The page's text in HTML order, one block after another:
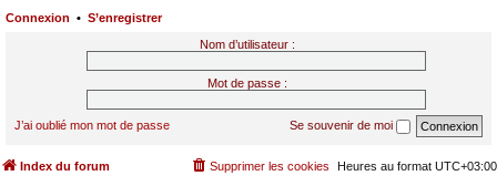
Connexion • S’enregistrer
Nom d’utilisateur :
Mot de passe :
J’ai oublié mon mot de passe Se souvenir de moi
Index du forum Heures au format UTC+03:00
Supprimer les cookies